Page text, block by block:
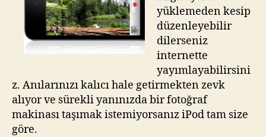
yüklemeden kesip
düzenleyebilir
dilerseniz
internette
yayımlayabilirsini
z. Anılarınızı kalıcı hale getirmekten zevk
alıyor ve sürekli yanınızda bir fotoğraf
makinası taşımak istemiyorsanız iPod tam size
göre.